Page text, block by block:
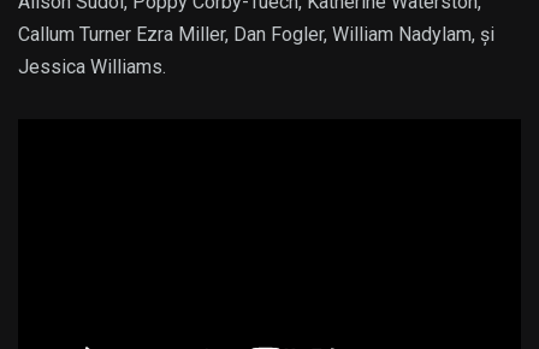
Callum Turner Ezra Miller, Dan Fogler, William Nadylam, și
Jessica Williams.